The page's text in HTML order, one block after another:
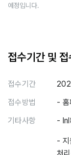
예정입니다.
접수기간 및 접
접수기간
접수방법
- 홈
기타사항
-
- 지